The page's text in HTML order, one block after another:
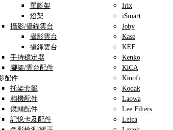
單腳架
燈架
攝影/攝錄雲台
攝影雲台
攝錄雲台
手持穩定器
腳架/雲台配件
配件
托架套籠
相機配件
鏡頭配件
記憶卡及配件
Irix
iSmart
Joby
Kase
KEF
Kenko
KiCA
Kinofi
Kodak
Laowa
Lee Filters
Leica